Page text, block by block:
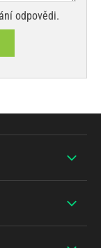
odpovědi.